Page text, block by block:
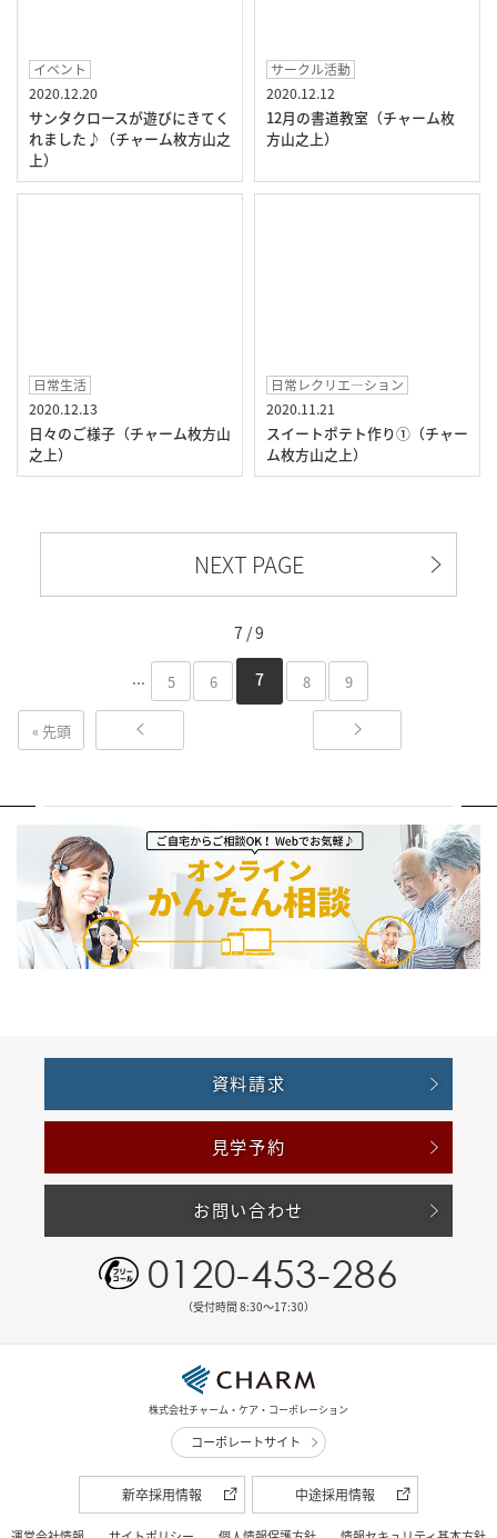
イベント
2020.12.20
サンタクロースが遊びにきてく
れました♪（チャーム枚方山之
上）
サークル活動
2020.12.12
12月の書道教室（チャーム枚
方山之上）
日常生活
2020.12.13
日々のご様子（チャーム枚方山
之上）
日常レクリエ―ション
2020.11.21
スイートポテト作り①（チャー
ム枚方山之上）
NEXT PAGE
7 / 9
« 先頭
... 5 6 7 8 9
資料請求
見学予約
お問い合わせ
0120-453-286
（受付時間 8:30〜17:30）
株式会社チャーム・ケア・コーポレーション
コーポレートサイト
新卒採用情報 中途採用情報